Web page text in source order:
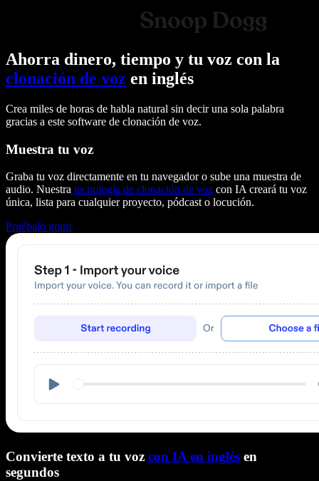
Ahorra dinero, tiempo y tu voz con la
clonación de voz en inglés
Crea miles de horas de habla natural sin decir una sola palabra
gracias a este software de clonación de voz.
Muestra tu voz
Graba tu voz directamente en tu navegador o sube una muestra de
audio. Nuestra tecnología de clonación de voz con IA creará tu voz
única, lista para cualquier proyecto, pódcast o locución.
Pruébalo gratis
Convierte texto a tu voz con IA en inglés en
segundos